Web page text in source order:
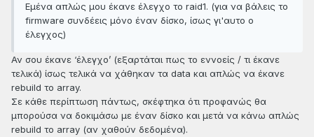
Εμένα απλώς μου έκανε έλεγχο το raid1. (για να βάλεις το
firmware συνδέεις μόνο έναν δίσκο, ίσως γι'αυτο ο
έλεγχος)
Αν σου έκανε ‘έλεγχο’ (εξαρτάται πως το εννοείς / τι έκανε
τελικά) ίσως τελικά να χάθηκαν τα data και απλώς να έκανε
rebuild το array.
Σε κάθε περίπτωση πάντως, σκέφτηκα ότι προφανώς θα
μπορούσα να δοκιμάσω με έναν δίσκο και μετά να κάνω απλώς
rebuild το array (αν χαθούν δεδομένα).